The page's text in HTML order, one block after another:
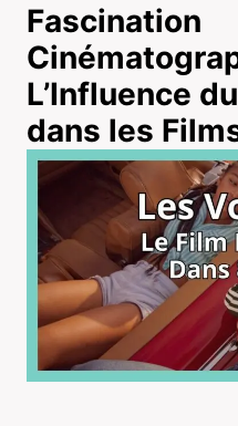
Fascination
L’Influence
dans les